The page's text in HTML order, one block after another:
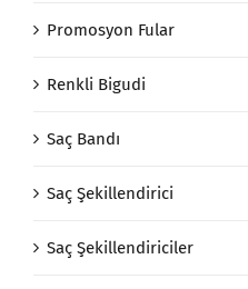
Promosyon Fular
Renkli Bigudi
Saç Bandı
Saç Şekillendirici
Saç Şekillendiriciler